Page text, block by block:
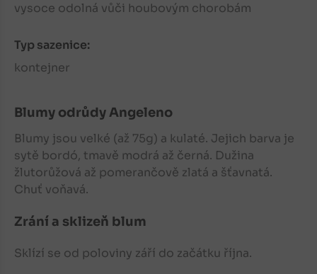
vysoce odolná vůči houbovým chorobám
Typ sazenice:
kontejner
Blumy odrůdy Angeleno
Blumy jsou velké (až 75g) a kulaté. Jejich barva je
sytě bordó, tmavě modrá až černá. Dužina
žlutorůžová až pomerančově zlatá a šťavnatá.
Chuť voňavá.
Zrání a sklizeň blum
Sklízí se od poloviny září do začátku října.